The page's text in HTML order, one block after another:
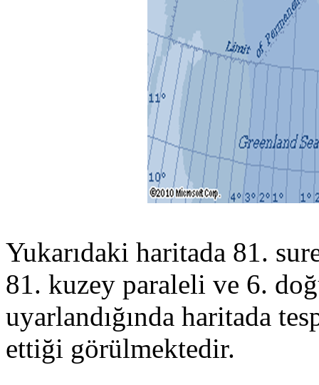
Yukarıdaki haritada 81.
81. kuzey paraleli ve 6.
uyarlandığında haritada
ettiği görülmektedir.